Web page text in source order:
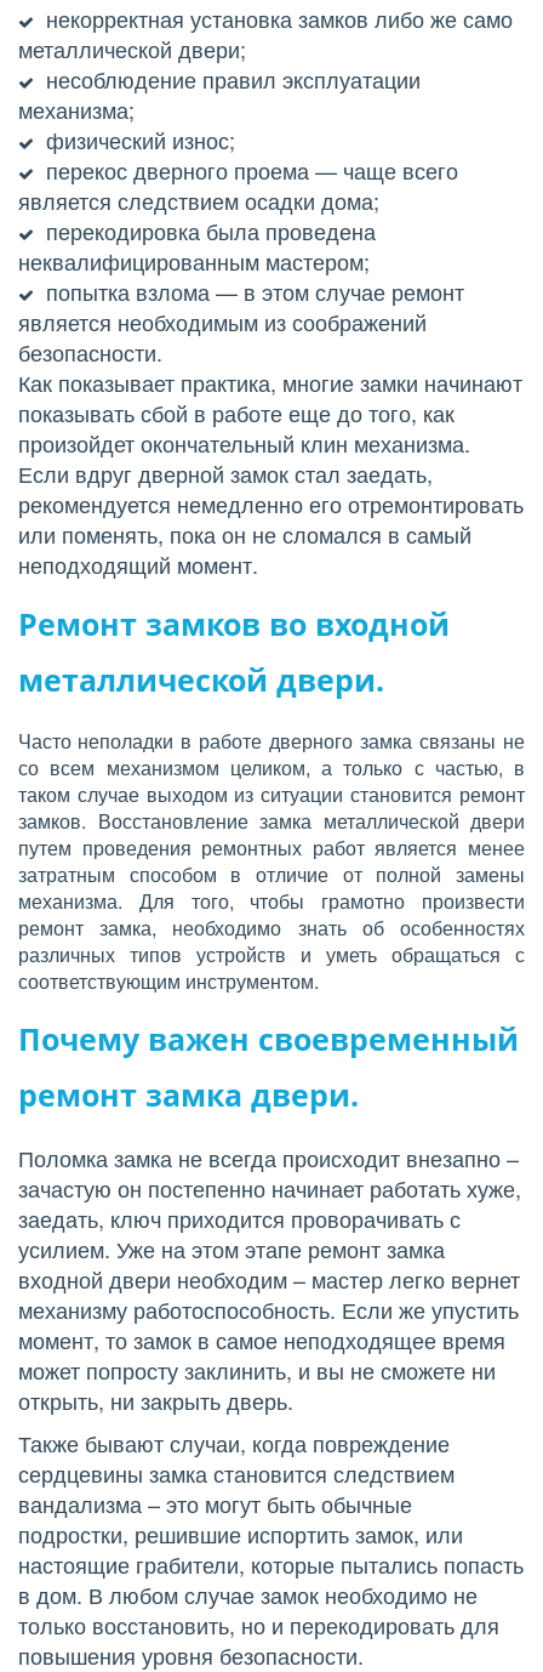
некорректная установка замков либо же само
металлической двери;
несоблюдение правил эксплуатации
механизма;
физический износ;
перекос дверного проема — чаще всего
является следствием осадки дома;
перекодировка была проведена
неквалифицированным мастером;
попытка взлома — в этом случае ремонт
является необходимым из соображений
безопасности.
Как показывает практика, многие замки начинают
показывать сбой в работе еще до того, как
произойдет окончательный клин механизма.
Если вдруг дверной замок стал заедать,
рекомендуется немедленно его отремонтировать
или поменять, пока он не сломался в самый
неподходящий момент.
Ремонт замков во входной
металлической двери.
Часто неполадки в работе дверного замка связаны не
со всем механизмом целиком, а только с частью, в
таком случае выходом из ситуации становится ремонт
замков. Восстановление замка металлической двери
путем проведения ремонтных работ является менее
затратным способом в отличие от полной замены
механизма. Для того, чтобы грамотно произвести
ремонт замка, необходимо знать об особенностях
различных типов устройств и уметь обращаться с
соответствующим инструментом.
Почему важен своевременный
ремонт замка двери.
Поломка замка не всегда происходит внезапно –
зачастую он постепенно начинает работать хуже,
заедать, ключ приходится проворачивать с
усилием. Уже на этом этапе ремонт замка
входной двери необходим – мастер легко вернет
механизму работоспособность. Если же упустить
момент, то замок в самое неподходящее время
может попросту заклинить, и вы не сможете ни
открыть, ни закрыть дверь.
Также бывают случаи, когда повреждение
сердцевины замка становится следствием
вандализма – это могут быть обычные
подростки, решившие испортить замок, или
настоящие грабители, которые пытались попасть
в дом. В любом случае замок необходимо не
только восстановить, но и перекодировать для
повышения уровня безопасности.